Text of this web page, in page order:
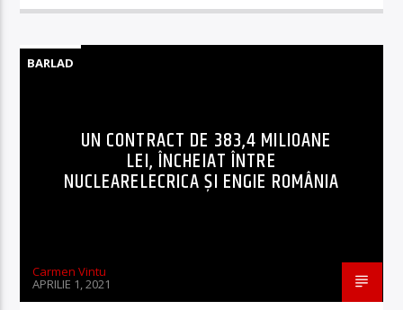
BARLAD
UN CONTRACT DE 383,4 MILIOANE
LEI, ÎNCHEIAT ÎNTRE
NUCLEARELECRICA ŞI ENGIE ROMÂNIA
Carmen Vintu
APRILIE 1, 2021